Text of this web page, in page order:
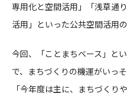
専用化と空間活用」「浅草通
活用」といった公共空間活用
今回、「ことまちベース」と
で、まちづくりの機運がいっ
「今年度は主に、まちづくり